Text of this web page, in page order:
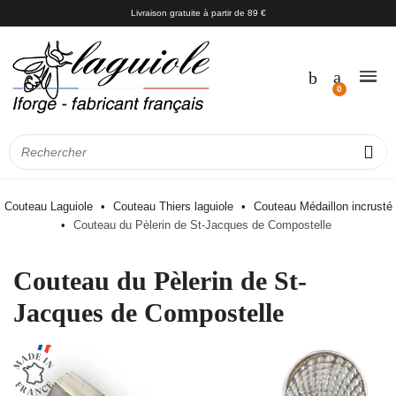
Livraison gratuite à partir de 89 €
Couteau Laguiole Couteau Thiers laguiole
Couteau Médaillon incrusté
Couteau du Pèlerin de St-Jacques de Compostelle
Couteau du Pèlerin de St-
Jacques de Compostelle